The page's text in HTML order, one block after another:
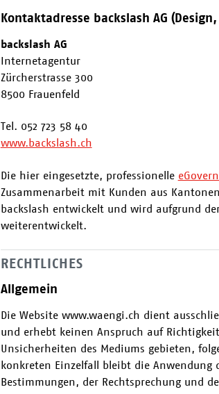
Kontaktadresse backslash AG
backslash AG
Internetagentur
Zürcherstrasse 300
8500 Frauenfeld
Tel. 052 723 58 40
www.backslash.ch
Die hier eingesetzte, professionelle
Zusammenarbeit mit Kunden aus
backslash entwickelt und wird aufgrund
weiterentwickelt.
RECHTLICHES
Allgemein
Die Website www.waengi.ch dient
und erhebt keinen Anspruch auf
Unsicherheiten des Mediums gebieten,
konkreten Einzelfall bleibt die Anwendung
Bestimmungen, der Rechtsprechung und